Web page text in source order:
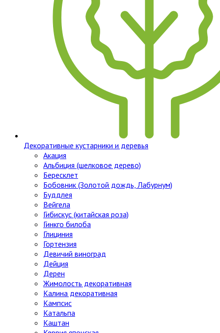
Декоративные кустарники и деревья
Акация
Альбиция (шелковое дерево)
Бересклет
Бобовник (Золотой дождь, Лабурнум)
Буддлея
Вейгела
Гибискус (китайская роза)
Гинкго билоба
Глициния
Гортензия
Девичий виноград
Дейция
Дерен
Жимолость декоративная
Калина декоративная
Кампсис
Катальпа
Каштан